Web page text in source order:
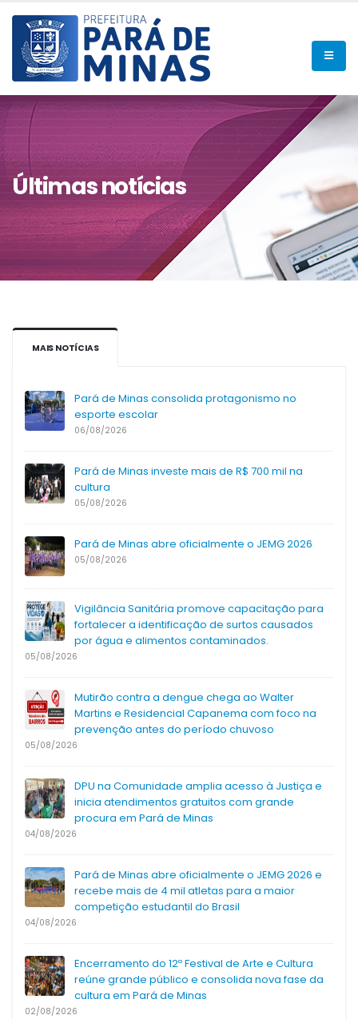
Últimas notícias
MAIS NOTÍCIAS
Pará de Minas consolida protagonismo no
esporte escolar
06/08/2026
Pará de Minas investe mais de R$ 700 mil na
cultura
05/08/2026
Pará de Minas abre oficialmente o JEMG 2026
05/08/2026
Vigilância Sanitária promove capacitação para
fortalecer a identificação de surtos causados
por água e alimentos contaminados.
05/08/2026
Mutirão contra a dengue chega ao Walter
Martins e Residencial Capanema com foco na
prevenção antes do período chuvoso
05/08/2026
DPU na Comunidade amplia acesso à Justiça e
inicia atendimentos gratuitos com grande
procura em Pará de Minas
04/08/2026
Pará de Minas abre oficialmente o JEMG 2026 e
recebe mais de 4 mil atletas para a maior
competição estudantil do Brasil
04/08/2026
Encerramento do 12º Festival de Arte e Cultura
reúne grande público e consolida nova fase da
cultura em Pará de Minas
02/08/2026